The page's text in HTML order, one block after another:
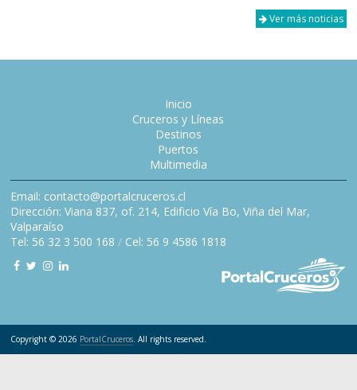
Ver más noticias
Inicio
Cruceros y Líneas
Destinos
Puertos
Multimedia
Email: contacto@portalcruceros.cl
Dirección: Viana 837, of. 214, Edificio Vía Bo, Viña del Mar,
Valparaíso
Tel: 56 32 3 500 168 / Cel: 56 9 4586 1818
Copyright © 2026 PortalCruceros. All rights reserved.